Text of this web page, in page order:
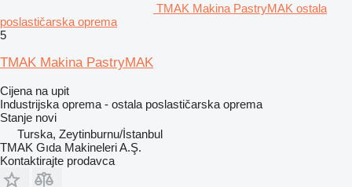
TMAK Makina PastryMAK ostala
poslastičarska oprema
5
TMAK Makina PastryMAK
Cijena na upit
Industrijska oprema - ostala poslastičarska oprema
Stanje novi
Turska, Zeytinburnu/İstanbul
TMAK Gıda Makineleri A.Ş.
Kontaktirajte prodavca